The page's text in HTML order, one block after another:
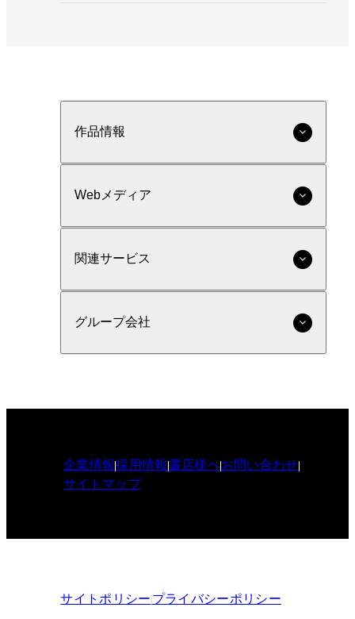
作品情報
Webメディア
関連サービス
グループ会社
企業情報採用情報書店様へお問い合わせ
サイトマップ
サイトポリシープライバシーポリシー